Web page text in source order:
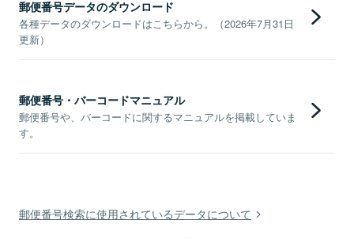
郵便番号データのダウンロード
各種データのダウンロードはこちらから。（2026年7月31日
更新）
郵便番号・バーコードマニュアル
郵便番号や、バーコードに関するマニュアルを掲載していま
す。
郵便番号検索に使用されているデータについて